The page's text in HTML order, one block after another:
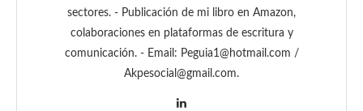
sectores. - Publicación de mi libro en Amazon,
colaboraciones en plataformas de escritura y
comunicación. - Email: Peguia1@hotmail.com /
Akpesocial@gmail.com.